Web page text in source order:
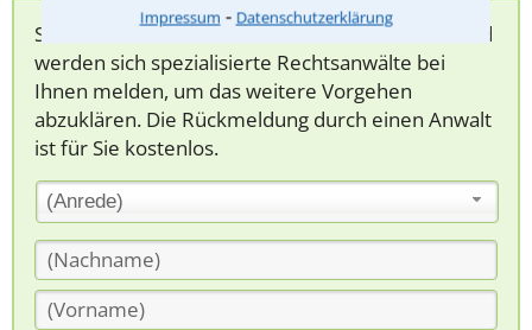
Impressum ⁃ Datenschutzerklärung
Sie können hier Ihren Fall schildern. Anschließend
werden sich spezialisierte Rechtsanwälte bei
Ihnen melden, um das weitere Vorgehen
abzuklären. Die Rückmeldung durch einen Anwalt
ist für Sie kostenlos.
(Anrede)